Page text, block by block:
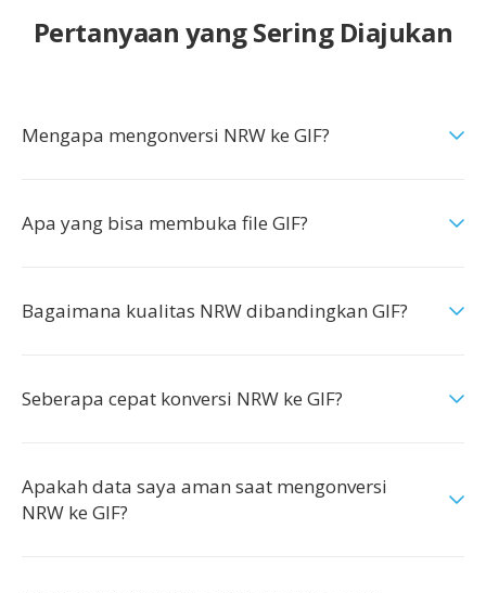
Pertanyaan yang Sering Diajukan
Mengapa mengonversi NRW ke GIF?
Apa yang bisa membuka file GIF?
Bagaimana kualitas NRW dibandingkan GIF?
Seberapa cepat konversi NRW ke GIF?
Apakah data saya aman saat mengonversi
NRW ke GIF?